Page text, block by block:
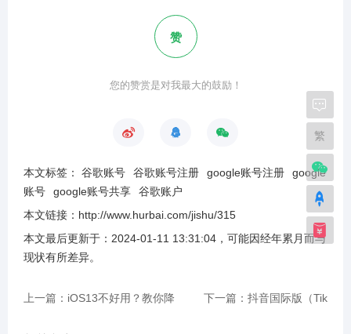
赞
您的赞赏是对我最大的鼓励！
本文标签： 谷歌账号 谷歌账号注册 google账号注册
google
账号
google账号共享
谷歌账户
本文链接： http://www.hurbai.com/jishu/315
本文最后更新于： 2024-01-11 13:31:04 ，可能因经年累月而与
现状有所差异。
上一篇：iOS13不好用？教你降 下一篇：抖音国际版（Tik
繁